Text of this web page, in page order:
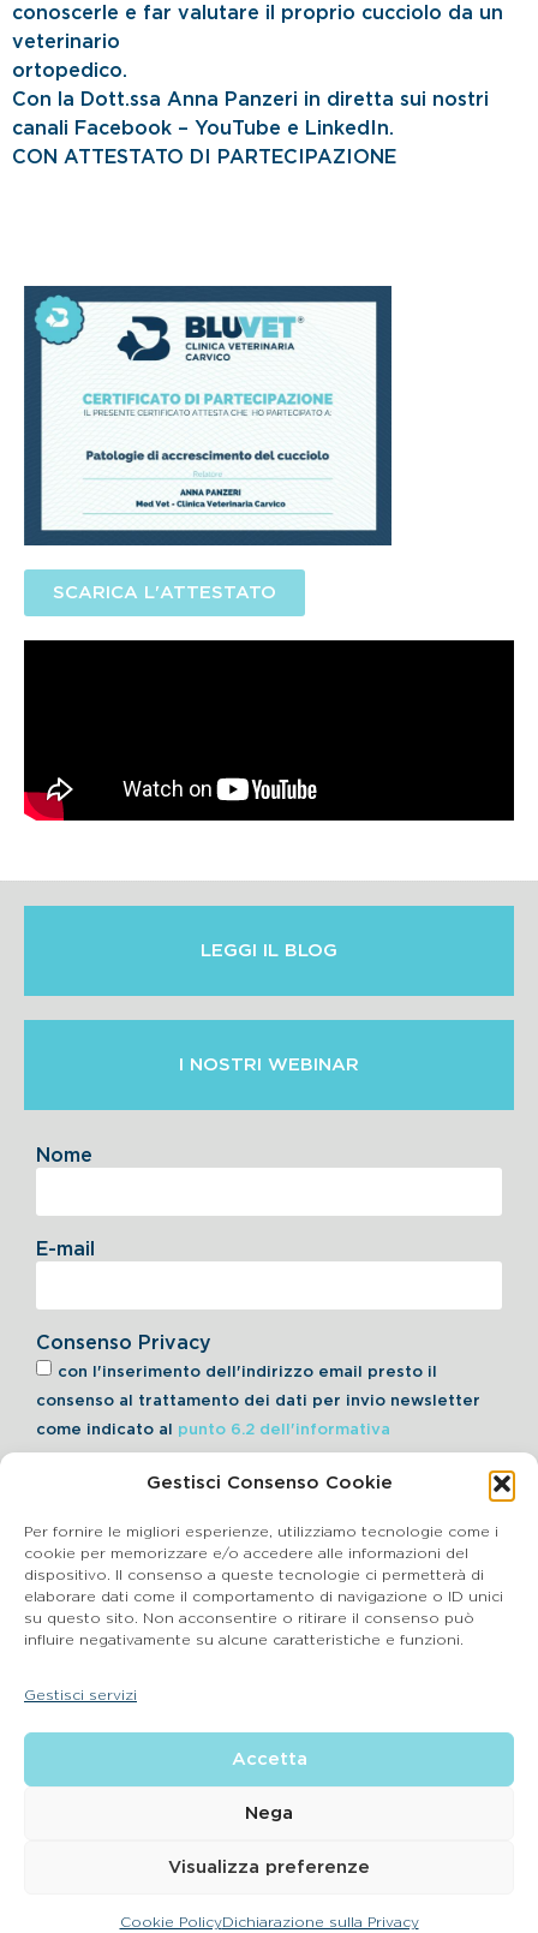
Gestisci Consenso Cookie
Per fornire le migliori esperienze, utilizziamo tecnologie come i
cookie per memorizzare e/o accedere alle informazioni del
dispositivo. Il consenso a queste tecnologie ci permetterà di
elaborare dati come il comportamento di navigazione o ID unici
su questo sito. Non acconsentire o ritirare il consenso può
influire negativamente su alcune caratteristiche e funzioni.
Gestisci servizi
Accetta
Nega
Visualizza preferenze
Cookie PolicyDichiarazione sulla Privacy
conoscerle e far valutare il proprio cucciolo da un
veterinario
ortopedico.
Con la Dott.ssa Anna Panzeri in diretta sui nostri
canali Facebook – YouTube e LinkedIn.
CON ATTESTATO DI PARTECIPAZIONE
SCARICA L'ATTESTATO
LEGGI IL BLOG
I NOSTRI WEBINAR
Consenso Privacy
con l'inserimento dell'indirizzo email presto il
consenso al trattamento dei dati per invio newsletter
come indicato al punto 6.2 dell'informativa
Nome
E-mail
Iscriviti alla Newsletter
Cookie Policy
P.IVA 03864990134 SDI:SUBM70N REA: BS – 602533 – Capitale
sociale deliberato 34,732.500, i.v. –
| Email:
CONTATTA LA CLINICA PIÙ VICINA A TE